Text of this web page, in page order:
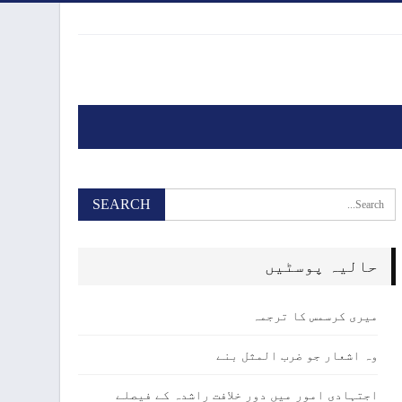
حالیہ پوسٹیں
میری کرسمس کا ترجمہ
وہ اشعار جو ضرب المثل بنے
اجتہادی امور میں دور خلافت راشدہ کے فیصلے